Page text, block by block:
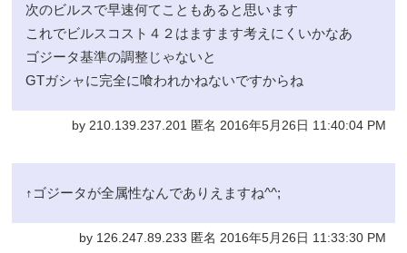
次のビルスで早速何てこともあると思います
これでビルスコスト４２はますます考えにくいかなあ
ゴジータ基準の調整じゃないと
GTガシャに完全に喰われかねないですからね
by 210.139.237.201 匿名 2016年5月26日 11:40:04 PM
↑ゴジータが全属性なんでありえますね^^;
by 126.247.89.233 匿名 2016年5月26日 11:33:30 PM